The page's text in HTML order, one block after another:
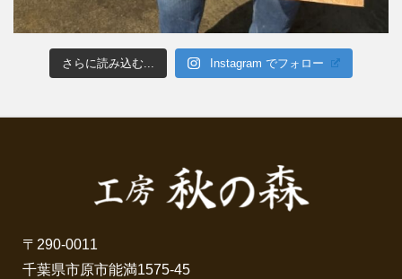
さらに読み込む... Instagram でフォロー
〒290-0011
千葉県市原市能満1575-45